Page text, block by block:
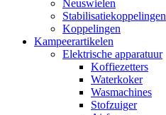
Neuswielen
Stabilisatiekoppelingen
Koppelingen
Kampeerartikelen
Elektrische apparatuur
Koffiezetters
Waterkoker
Wasmachines
Stofzuiger